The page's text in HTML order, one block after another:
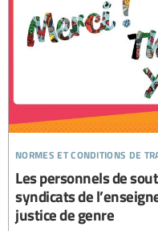
normes et conditions de
Les personnels de
syndicats de
justice de genre